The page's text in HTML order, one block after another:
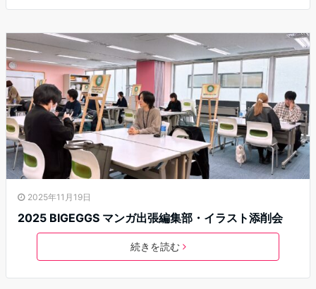
2025年11月19日
2025 BIGEGGS マンガ出張編集部・イラスト添削会
続きを読む